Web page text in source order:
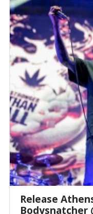
Release
Bodysnatcher